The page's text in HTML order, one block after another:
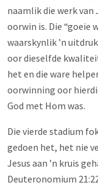
naamlik die werk van
oorwin is. Die “goeie
waarskynlik ’n
oor dieselfde
het en die ware
oorwinning oor
God met Hom was.
Die vierde stadium
gedoen het, het nie
Jesus aan ’n kruis
Deuteronomium